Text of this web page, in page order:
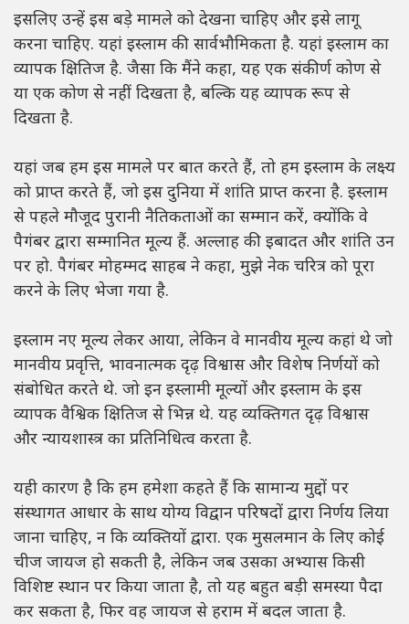
इसलिए उन्हें इस बड़े मामले को देखना चाहिए और इसे लागू
करना चाहिए. यहां इस्लाम की सार्वभौमिकता है. यहां इस्लाम का
व्यापक क्षितिज है. जैसा कि मैंने कहा, यह एक संकीर्ण कोण से
या एक कोण से नहीं दिखता है, बल्कि यह व्यापक रूप से
दिखता है.
यहां जब हम इस मामले पर बात करते हैं, तो हम इस्लाम के लक्ष्य
को प्राप्त करते हैं, जो इस दुनिया में शांति प्राप्त करना है. इस्लाम
से पहले मौजूद पुरानी नैतिकताओं का सम्मान करें, क्योंकि वे
पैगंबर द्वारा सम्मानित मूल्य हैं. अल्लाह की इबादत और शांति उन
पर हो. पैगंबर मोहम्मद साहब ने कहा, मुझे नेक चरित्र को पूरा
करने के लिए भेजा गया है.
इस्लाम नए मूल्य लेकर आया, लेकिन वे मानवीय मूल्य कहां थे जो
मानवीय प्रवृत्ति, भावनात्मक दृढ़ विश्वास और विशेष निर्णयों को
संबोधित करते थे. जो इन इस्लामी मूल्यों और इस्लाम के इस
व्यापक वैश्विक क्षितिज से भिन्न थे. यह व्यक्तिगत दृढ़ विश्वास
और न्यायशास्त्र का प्रतिनिधित्व करता है.
यही कारण है कि हम हमेशा कहते हैं कि सामान्य मुद्दों पर
संस्थागत आधार के साथ योग्य विद्वान परिषदों द्वारा निर्णय लिया
जाना चाहिए, न कि व्यक्तियों द्वारा. एक मुसलमान के लिए कोई
चीज जायज हो सकती है, लेकिन जब उसका अभ्यास किसी
विशिष्ट स्थान पर किया जाता है, तो यह बहुत बड़ी समस्या पैदा
कर सकता है, फिर वह जायज से हराम में बदल जाता है.